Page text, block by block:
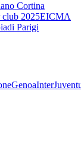
Cortina
club 2025EICMA
Parigi
GenoaInter